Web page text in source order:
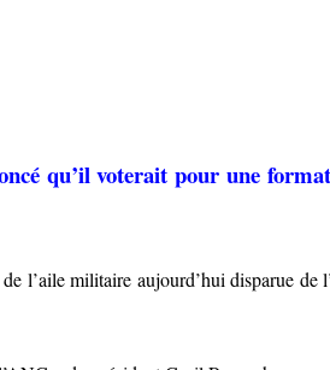
qu’il voterait pour une
l’aile militaire aujourd’hui disparue de